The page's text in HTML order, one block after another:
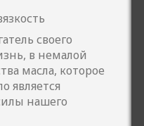
своего
в немалой
масла, которое
является
нашего